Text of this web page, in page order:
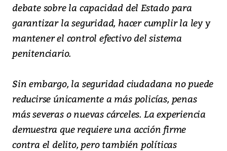
debate sobre la capacidad del Estado para
garantizar la seguridad, hacer cumplir la ley y
mantener el control efectivo del sistema
penitenciario.
Sin embargo, la seguridad ciudadana no puede
reducirse únicamente a más policías, penas
más severas o nuevas cárceles. La experiencia
demuestra que requiere una acción firme
contra el delito, pero también políticas